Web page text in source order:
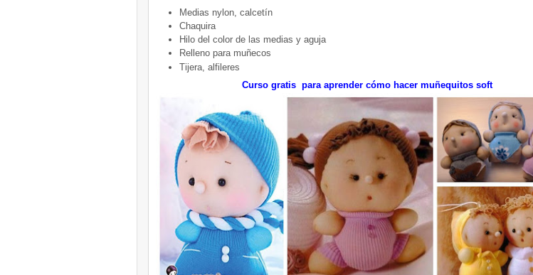
Medias nylon, calcetín
Chaquira
Hilo del color de las medias y aguja
Relleno para muñecos
Tijera, alfileres
Curso gratis para aprender cómo hacer muñequitos soft